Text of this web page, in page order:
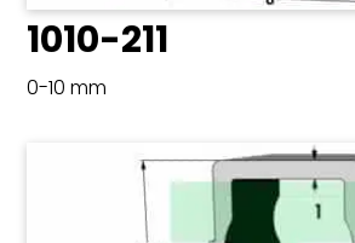
1010-211
0-10 mm